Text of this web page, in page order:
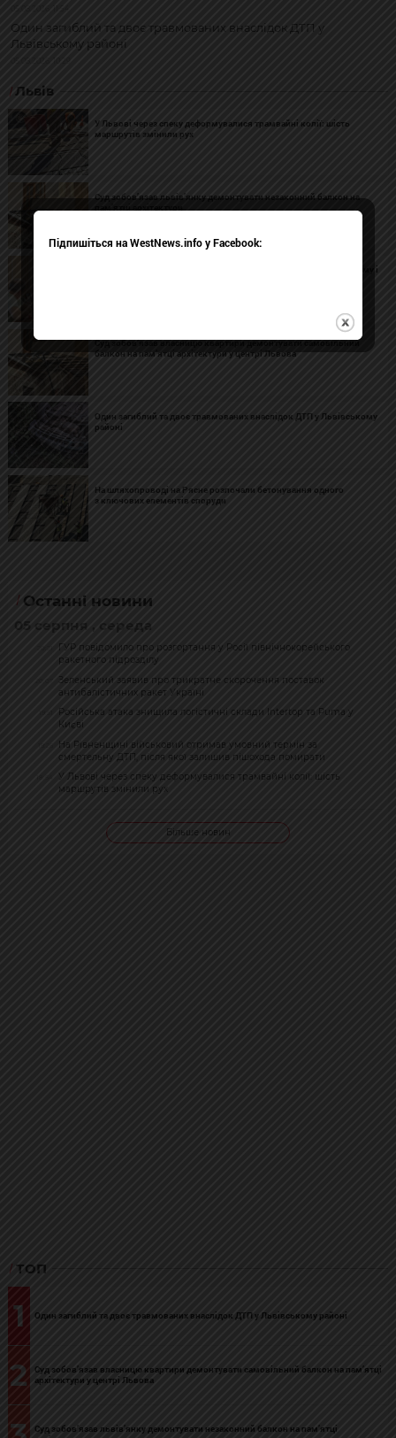
Один загиблий та двоє травмованих внаслідок ДТП у
Львівському районі
Львів
У Львові через спеку деформувалися трамвайні колії: шість
маршрутів змінили рух
Суд зобов’язав львів’янку демонтувати незаконний балкон на
«МакДональдз» презентував технічні рішення для усунення шуму і
Суд зобов’язав власницю квартири демонтувати самовільний
балкон на пам’ятці архітектури у центрі Львова
Один загиблий та двоє травмованих внаслідок ДТП у Львівському
районі
На шляхопроводі на Рясне розпочали бетонування одного
з ключових елементів споруди
Останні новини
05 серпня , середа
ГУР повідомило про розгортання у Росії північнокорейського
ракетного підрозділу
Зеленський заявив про трикратне скорочення поставок
антибалістичних ракет Україні
Російська атака знищила логістичні склади Intertop та Puma у
Києві
На Рівненщині військовий отримав умовний термін за
смертельну ДТП, після якої залишив пішохода помирати
У Львові через спеку деформувалися трамвайні колії: шість
маршрутів змінили рух
Більше новин
ТОП
1 Один загиблий та двоє травмованих внаслідок ДТП у Львівському районі
2
Суд зобов’язав власницю квартири демонтувати самовільний балкон на пам’ятці
архітектури у центрі Львова
Суд зобов’язав львів’янку демонтувати незаконний балкон на пам’ятці
Підпишіться на WestNews.info у Facebook: